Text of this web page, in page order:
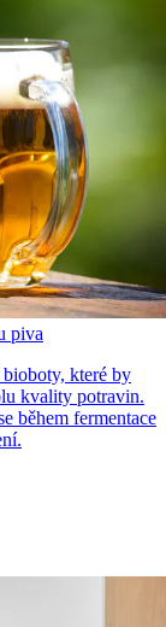
piva
které by
kvality potravin.
během fermentace